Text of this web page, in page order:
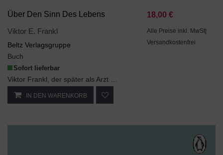
Über Den Sinn Des Lebens
Viktor E. Frankl
Beltz Verlagsgruppe
Buch
Sofort lieferbar
18,00 €
Alle Preise inkl. MwSt|
Versandkostenfrei
IN DEN WARENKORB